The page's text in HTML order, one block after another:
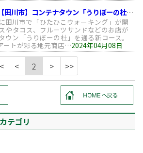
タウン「うりぼーの杜」と伊田商店街マルシェをめぐるウォーキング（4/20（土））
田川市で「ひたひこウォーキング」が開
やタコス、フルーツサンドなどのお店が
ウン「うりぼーの杜」を通る新コース。
ートが彩る地元商店…2024年04月08日
2
テゴリ